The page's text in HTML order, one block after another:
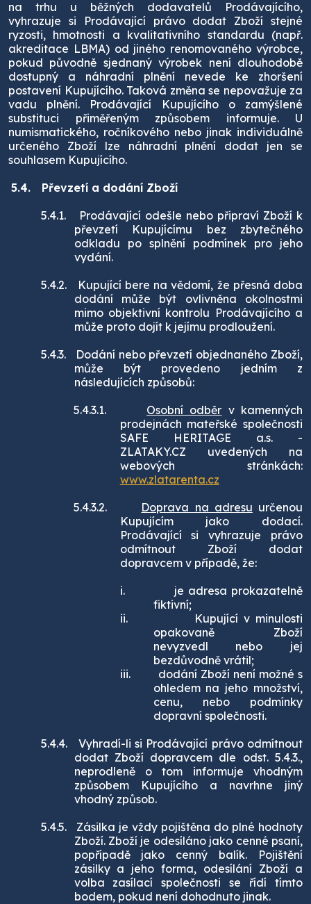
na trhu u běžných dodavatelů Prodávajícího,
vyhrazuje si Prodávající právo dodat Zboží stejné
ryzosti, hmotnosti a kvalitativního standardu (např.
akreditace LBMA) od jiného renomovaného výrobce,
pokud původně sjednaný výrobek není dlouhodobě
dostupný a náhradní plnění nevede ke zhoršení
postavení Kupujícího. Taková změna se nepovažuje za
vadu plnění. Prodávající Kupujícího o zamýšlené
substituci přiměřeným způsobem informuje. U
numismatického, ročníkového nebo jinak individuálně
určeného Zboží lze náhradní plnění dodat jen se
souhlasem Kupujícího.
5.4.
Převzetí a dodání Zboží
5.4.1.
Prodávající odešle nebo připraví Zboží k
převzetí Kupujícímu bez zbytečného
odkladu po splnění podmínek pro jeho
vydání.
5.4.2.
Kupující bere na vědomí, že přesná doba
dodání může být ovlivněna okolnostmi
mimo objektivní kontrolu Prodávajícího a
může proto dojít k jejímu prodloužení.
5.4.3.
Dodání nebo převzetí objednaného Zboží,
může být provedeno jedním z
následujících způsobů:
5.4.3.1.
Osobní odběr v kamenných
prodejnách mateřské společnosti
SAFE HERITAGE a.s. -
ZLATAKY.CZ uvedených na
webových stránkách:
www.zlatarenta.cz
5.4.3.2.
Doprava na adresu určenou
Kupujícím jako dodací.
Prodávající si vyhrazuje právo
odmítnout Zboží dodat
dopravcem v případě, že:
i.
je adresa prokazatelně
fiktivní;
ii.
Kupující v minulosti
opakovaně Zboží
nevyzvedl nebo jej
bezdůvodně vrátil;
iii.
dodání Zboží není možné s
ohledem na jeho množství,
cenu, nebo podmínky
dopravní společnosti.
5.4.4.
Vyhradí-li si Prodávající právo odmítnout
dodat Zboží dopravcem dle odst. 5.4.3.,
neprodleně o tom informuje vhodným
způsobem Kupujícího a navrhne jiný
vhodný způsob.
5.4.5.
Zásilka je vždy pojištěna do plné hodnoty
Zboží. Zboží je odesíláno jako cenné psaní,
popřípadě jako cenný balík. Pojištění
zásilky a jeho forma, odesílání Zboží a
volba zasílací společnosti se řídí tímto
bodem, pokud není dohodnuto jinak.